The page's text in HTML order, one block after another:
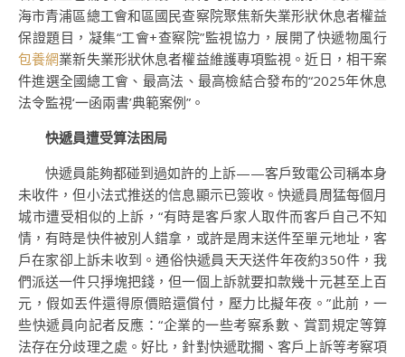
海市青浦區總工會和區國民查察院聚焦新失業形狀休息者權益
保證題目，凝集“工會+查察院”監視協力，展開了快遞物風行
包養網業新失業形狀休息者權益維護專項監視。近日，相干案
件進選全國總工會、最高法、最高檢結合發布的“2025年休息
法令監視‘一函兩書’典範案例”。
快遞員遭受算法困局
快遞員能夠都碰到過如許的上訴——客戶致電公司稱本身
未收件，但小法式推送的信息顯示已簽收。快遞員周猛每個月
城市遭受相似的上訴，“有時是客戶家人取件而客戶自己不知
情，有時是快件被別人錯拿，或許是周末送件至單元地址，客
戶在家卻上訴未收到。通俗快遞員天天送件年夜約350件，我
們派送一件只掙塊把錢，但一個上訴就要扣款幾十元甚至上百
元，假如丟件還得原價賠還償付，壓力比擬年夜。”此前，一
些快遞員向記者反應：“企業的一些考察系數、賞罰規定等算
法存在分歧理之處。好比，針對快遞耽擱、客戶上訴等考察項